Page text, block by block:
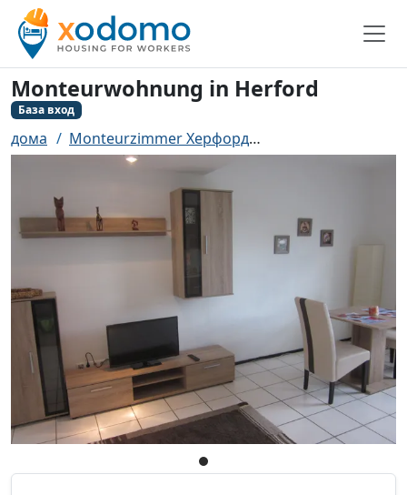
Monteurwohnung in Herford
База вход
дома Monteurzimmer Херфорд